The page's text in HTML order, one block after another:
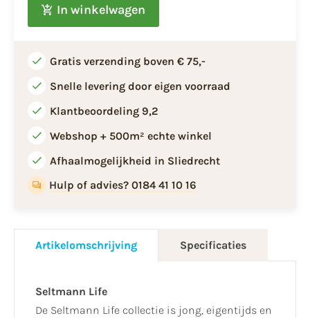
In winkelwagen
Gratis verzending boven € 75,-
Snelle levering door eigen voorraad
Klantbeoordeling 9,2
Webshop + 500m² echte winkel
Afhaalmogelijkheid in Sliedrecht
Hulp of advies? 0184 41 10 16
Artikelomschrijving Specificaties
Seltmann Life
De Seltmann Life collectie is jong, eigentijds en